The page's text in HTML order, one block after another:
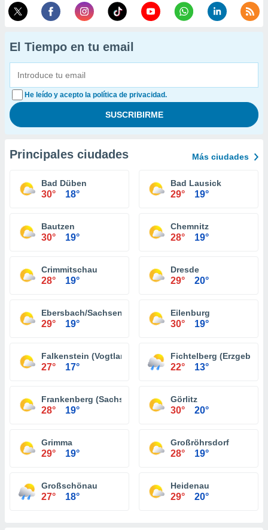
El Tiempo en tu email
He leído y acepto la política de privacidad.
Principales ciudades Más ciudades
Bad Düben
30° 18°
Bad Lausick
29° 19°
Bautzen
30° 19°
Chemnitz
28° 19°
Crimmitschau
28° 19°
Dresde
29° 20°
Ebersbach/Sachsen
29° 19°
Eilenburg
30° 19°
Falkenstein (Vogtland)
27° 17°
Fichtelberg
22° 13°
Frankenberg (Sachsen)
28° 19°
Görlitz
30° 20°
Grimma
29° 19°
Großröhrsdorf
28° 19°
Großschönau
27° 18°
Heidenau
29° 20°